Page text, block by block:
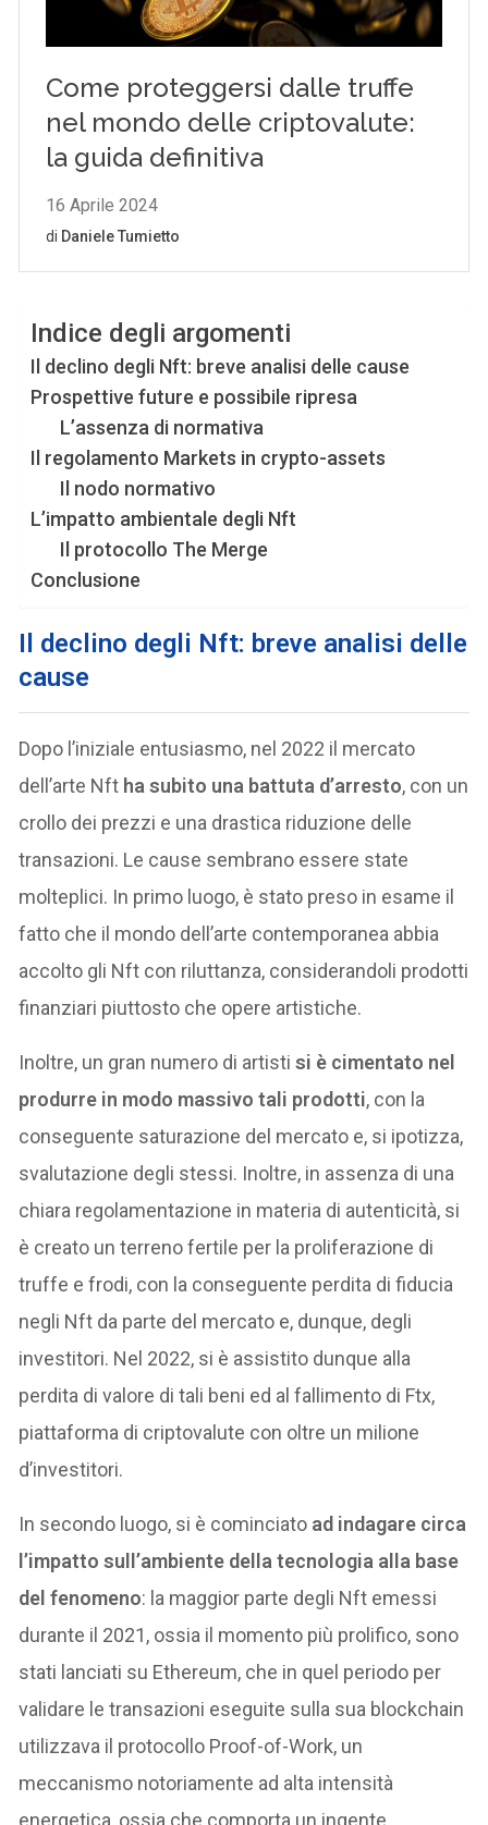
Indice degli argomenti
Il declino degli Nft: breve analisi delle cause
Prospettive future e possibile ripresa
L’assenza di normativa
Il regolamento Markets in crypto-assets
Il nodo normativo
L’impatto ambientale degli Nft
Il protocollo The Merge
Conclusione
Il declino degli Nft: breve analisi delle
cause
Dopo l’iniziale entusiasmo, nel 2022 il mercato
dell’arte Nft ha subito una battuta d’arresto, con un
crollo dei prezzi e una drastica riduzione delle
transazioni. Le cause sembrano essere state
molteplici. In primo luogo, è stato preso in esame il
fatto che il mondo dell’arte contemporanea abbia
accolto gli Nft con riluttanza, considerandoli prodotti
finanziari piuttosto che opere artistiche.
Inoltre, un gran numero di artistisi è cimentato nel
produrre in modo massivo tali prodotti, con la
conseguente saturazione del mercato e, si ipotizza,
svalutazione degli stessi. Inoltre, in assenza di una
chiara regolamentazione in materia di autenticità, si
è creato un terreno fertile per la proliferazione di
truffe e frodi, con la conseguente perdita di fiducia
negli Nft da parte del mercato e, dunque, degli
investitori. Nel 2022, si è assistito dunque alla
perdita di valore di tali beni ed al fallimento di Ftx,
piattaforma di criptovalute con oltre un milione
d’investitori.
In secondo luogo, si è cominciato ad indagare circa
l’impatto sull’ambiente della tecnologia alla base
del fenomeno: la maggior parte degli Nft emessi
durante il 2021, ossia il momento più prolifico, sono
stati lanciati su Ethereum, che in quel periodo per
validare le transazioni eseguite sulla sua blockchain
utilizzava il protocollo Proof-of-Work, un
meccanismo notoriamente ad alta intensità